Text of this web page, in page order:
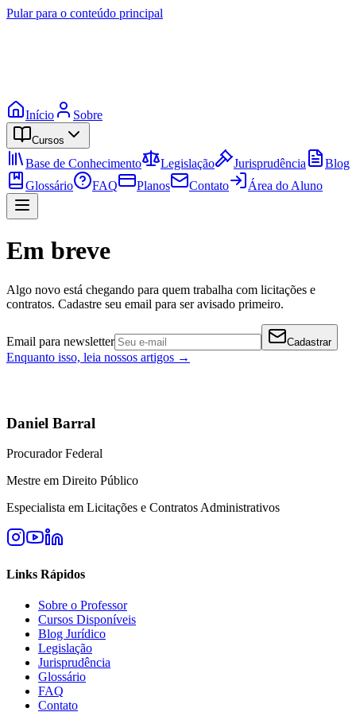
Pular para o conteúdo principal
Início Sobre
Cursos
Base de Conhecimento Legislação Jurisprudência
Blog
Glossário
FAQ Planos Contato Área do Aluno
Em breve
Algo novo está chegando para quem trabalha com licitações e
contratos. Cadastre seu email para ser avisado primeiro.
Email para newsletter Cadastrar
Enquanto isso, leia nossos artigos →
Daniel Barral
Procurador Federal
Mestre em Direito Público
Especialista em Licitações e Contratos Administrativos
Links Rápidos
Sobre o Professor
Cursos Disponíveis
Blog Jurídico
Legislação
Jurisprudência
Glossário
FAQ
Contato